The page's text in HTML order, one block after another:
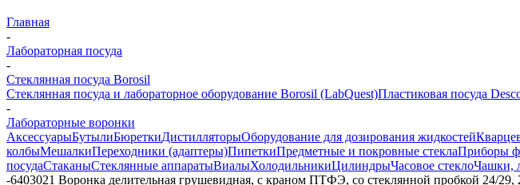
Главная
-
Лабораторная посуда
-
Стеклянная посуда Borosil
Стеклянная посуда и лабораторное оборудование Borosil (LabQuest)Пластиковая посуда
-
Лабораторные воронки
АксессуарыБутылиБюреткиДистилляторыОборудование для дозирования жидкостей
колбыМешалкиПереходники (адаптеры)ПипеткиПредметные и покровные стеклаПриборы
посудаСтаканыСтеклянные аппаратыВиалыХолодильникиЦилиндрыЧасовое стеклоЧашки,
-6403021 Воронка делительная грушевидная, с краном ПТФЭ, со стеклянной пробкой 24/29,